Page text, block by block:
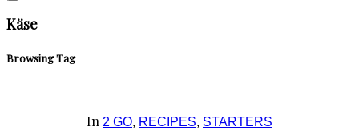
Käse
Browsing Tag
In 2 GO, RECIPES, STARTERS